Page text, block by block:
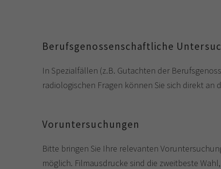
Berufsgenossenschaftliche
In Spezialfällen (z.B. Gutachten der
radiologischen Fragen können Sie sich direkt an
Voruntersuchungen
Bitte bringen Sie Ihre relevanten
möglich. Filmausdrucke sind die zweitbeste